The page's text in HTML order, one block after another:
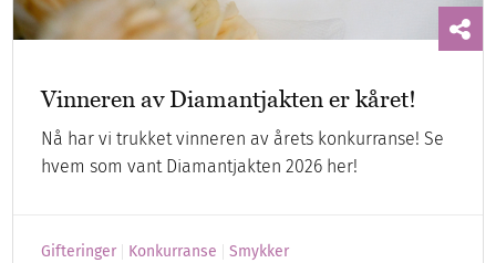
Vinneren av Diamantjakten er kåret!
Nå har vi trukket vinneren av årets konkurranse! Se
hvem som vant Diamantjakten 2026 her!
Gifteringer Konkurranse Smykker